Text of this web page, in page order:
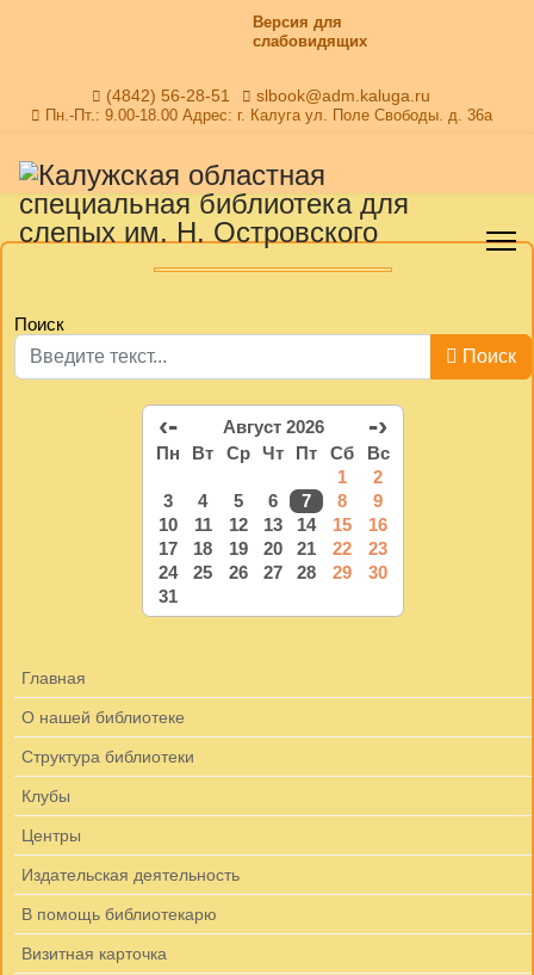
Версия для
слабовидящих
(4842) 56-28-51 slbook@adm.kaluga.ru
Пн.-Пт.: 9.00-18.00 Адрес: г. Калуга ул. Поле Свободы. д. 36а
Поиск
Поиск
‹- Август 2026 -›
Пн Вт Ср Чт Пт Сб
Вс
1
2
3
4 5 6 7 8
9
10
11 12 13 14 15
16
17
18 19 20 21 22
23
24
25 26 27 28 29
30
31
Главная
О нашей библиотеке
Структура библиотеки
Клубы
Центры
Издательская деятельность
В помощь библиотекарю
Визитная карточка